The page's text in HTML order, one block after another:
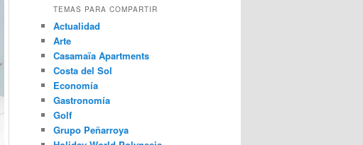
TEMAS PARA COMPARTIR
Actualidad
Arte
Casamaïa Apartments
Costa del Sol
Economía
Gastronomía
Golf
Grupo Peñarroya